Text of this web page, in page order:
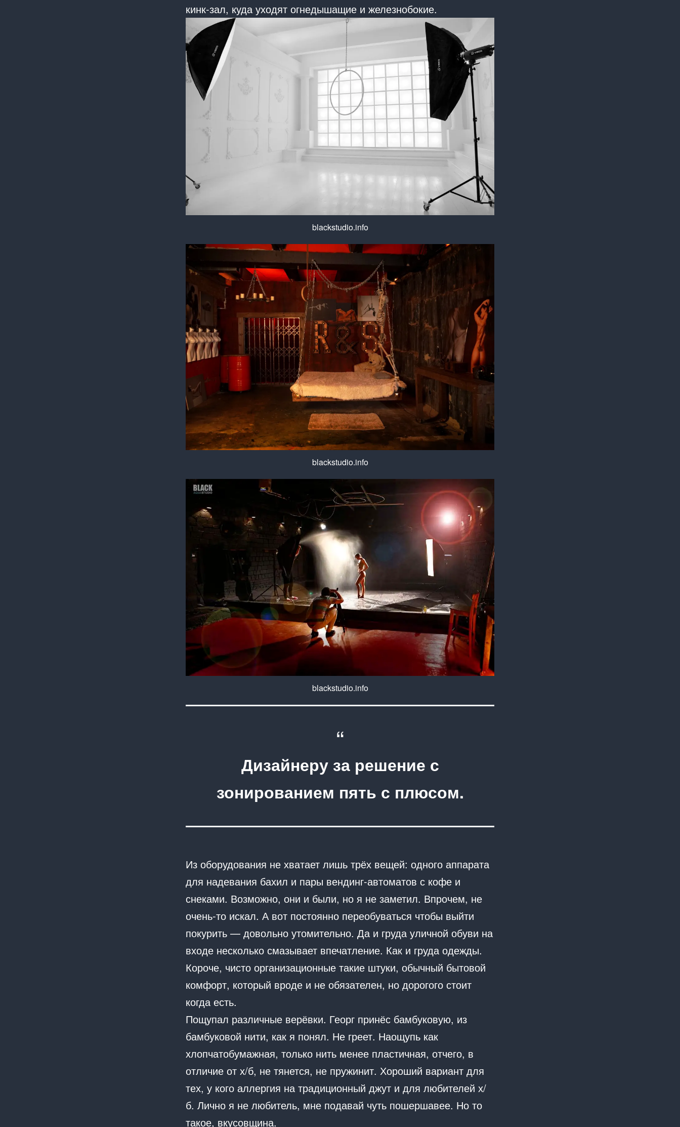
кинк-зал, куда уходят огнедышащие и железнобокие.
blackstudio.info
blackstudio.info
blackstudio.info
Дизайнеру за решение с
зонированием пять с плюсом.
Из оборудования не хватает лишь трёх вещей: одного аппарата
для надевания бахил и пары вендинг-автоматов с кофе и
снеками. Возможно, они и были, но я не заметил. Впрочем, не
очень-то искал. А вот постоянно переобуваться чтобы выйти
покурить — довольно утомительно. Да и груда уличной обуви на
входе несколько смазывает впечатление. Как и груда одежды.
Короче, чисто организационные такие штуки, обычный бытовой
комфорт, который вроде и не обязателен, но дорогого стоит
когда есть.
Пощупал различные верёвки. Георг принёс бамбуковую, из
бамбуковой нити, как я понял. Не греет. Наощупь как
хлопчатобумажная, только нить менее пластичная, отчего, в
отличие от х/б, не тянется, не пружинит. Хороший вариант для
тех, у кого аллергия на традиционный джут и для любителей х/
б. Лично я не любитель, мне подавай чуть пошершавее. Но то
такое, вкусовщина.